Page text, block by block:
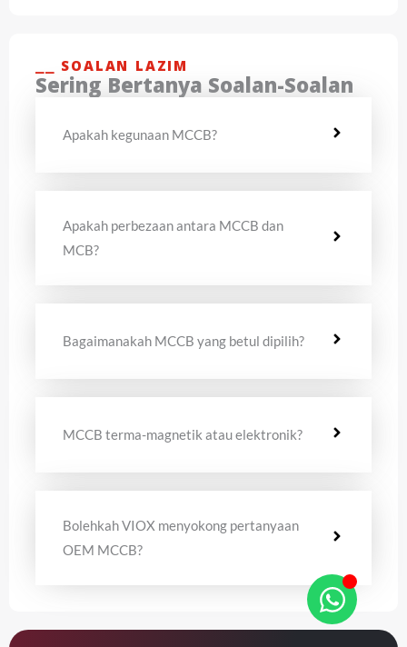
⎯⎯ SOALAN LAZIM
Sering Bertanya Soalan-Soalan
Apakah kegunaan MCCB?
Apakah perbezaan antara MCCB dan
MCB?
Bagaimanakah MCCB yang betul dipilih?
MCCB terma-magnetik atau elektronik?
Bolehkah VIOX menyokong pertanyaan
OEM MCCB?